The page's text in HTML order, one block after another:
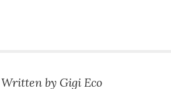
o
Written by Gigi Eco